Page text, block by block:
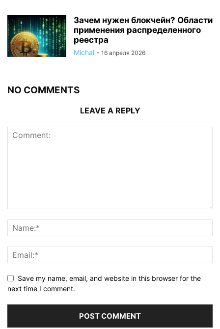
Зачем нужен блокчейн? Области
применения распределенного
реестра
Michal - 16 апреля 2026
NO COMMENTS
LEAVE A REPLY
Save my name, email, and website in this browser for the
next time I comment.